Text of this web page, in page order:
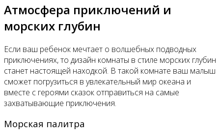
Атмосфера приключений и
морских глубин
Если ваш ребенок мечтает о волшебных подводных
приключениях, то дизайн комнаты в стиле морских глубин
станет настоящей находкой. В такой комнате ваш малыш
сможет погрузиться в увлекательный мир океана и
вместе с героями сказок отправиться на самые
захватывающие приключения.
Морская палитра